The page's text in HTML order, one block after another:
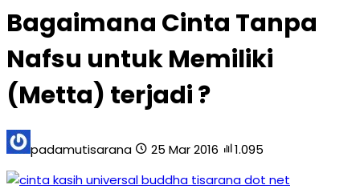
Bagaimana Cinta Tanpa
Nafsu untuk Memiliki
(Metta) terjadi ?
padamutisarana 25 Mar 2016 1.095